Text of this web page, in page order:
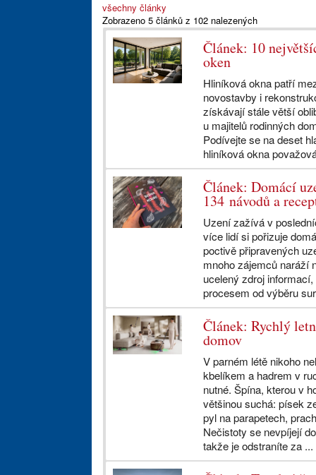
všechny články
Zobrazeno 5 článků z 102 nalezených
Článek: 10
oken
Hliníková okna patří
novostavby i
získávají stále větší
u majitelů rodinných
Podívejte se na deset
hliníková okna
Článek: Domácí
134 návodů a
Uzení zažívá v
více lidí si pořizuje
poctivě připravených
mnoho zájemců naráží
ucelený zdroj
procesem od výběru
Článek: Rychlý
domov
V parném létě nikoho
kbelíkem a hadrem v
nutné. Špína, kterou v
většinou suchá: písek
pyl na parapetech,
Nečistoty se nevpíjejí
takže je odstraníte za ...